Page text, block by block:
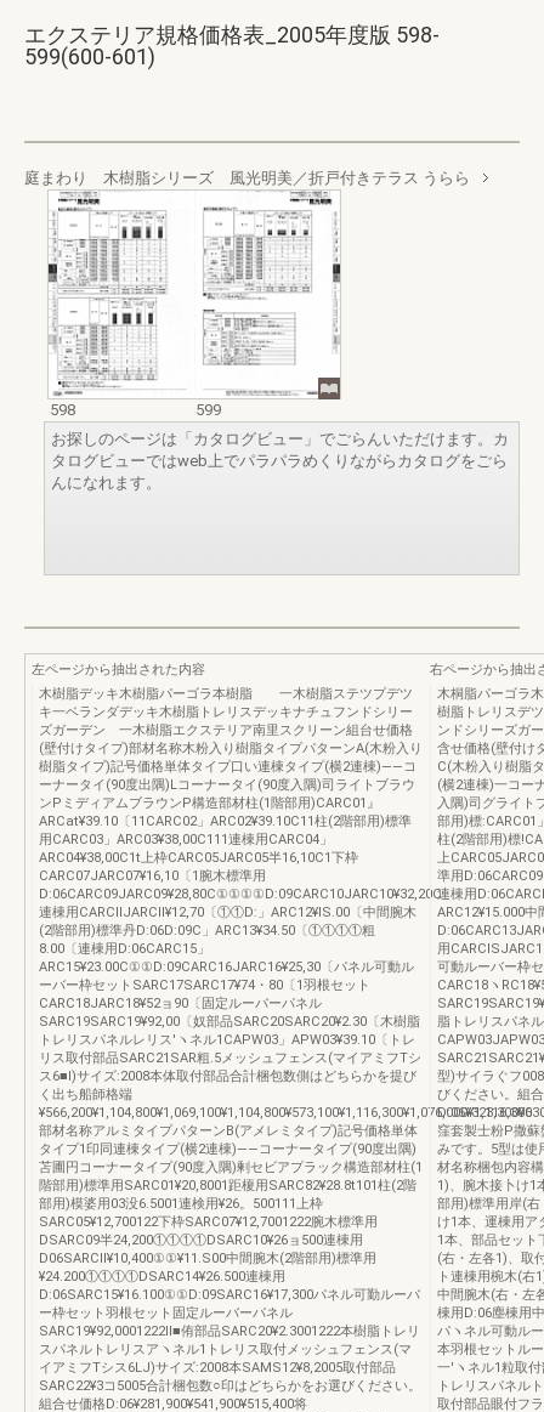
エクステリア規格価格表_2005年度版 598-
599(600-601)
庭まわり 木樹脂シリーズ 風光明美／折戸付きテラス うらら
598
599
お探しのページは「カタログビュー」でごらんいただけます。カ
タログビューではweb上でパラパラめくりながらカタログをごら
んになれます。
左ページから抽出された内容
木樹脂デッキ木樹脂パーゴラ本樹脂 一木樹脂ステツプデツ
キ一ベランダデッキ木樹脂トレリスデッキナチュフンドシリー
ズガーデン 一木樹脂エクステリア南里スクリーン組台せ価格
(壁付けタイプ)部材名称木粉入り樹脂タイプパターンA(木粉入り
樹脂タイプ)記号価格単体タイプ口い連棟タイプ(横2連棟)――コ
ーナータイ(90度出隅)Lコーナータイ(90度入隅)司ライトブラウ
ンPミディアムブラウンP構造部材柱(1階部用)CARC01』
ARCat¥39.10〔11CARC02」ARC02¥39.10C11柱(2階部用)標準
用CARC03」ARC03¥38,00C111連棟用CARC04」
ARC04¥38,00C1t上枠CARC05JARC05半16,10C1下枠
CARC07JARC07¥16,10〔1腕木標準用
D:06CARC09JARC09¥28,80C①①①①D:09CARC10JARC10¥32,20C
連棟用CARCllJARCll¥12,70〔①①D:」ARC12¥lS.00〔中間腕木
(2階部用)標準丹D:06D:09C」ARC13¥34.50〔①①①①粗
8.00〔連棟用D:06CARC15」
ARC15¥23.00C①①D:09CARC16JARC16¥25,30〔パネル可動ル
ーバー枠セットSARC17SARC17¥74・80〔1羽根セット
CARC18JARC18¥52ョ90〔固定ルーバーパネル
SARC19SARC19¥92,00〔奴部品SARC20SARC20¥2.30〔木樹脂
トレリスパネルレリス′ヽネル1CAPW03」APW03¥39.10〔トレ
リス取付部品SARC21SAR粗.5メッシュフェンス(マイアミフTシ
ス6■l)サイズ:2008本体取付部品合計梱包数側はどちらかを提び
く出ち船師格端
¥566,200¥1,104,800¥1,069,100¥1,104,800¥573,100¥1,116,300¥1,076,000¥1,116,300
部材名称アルミタイプパターンB(アメレミタイプ)記号価格単体
タイプ1印同連棟タイプ(横2連棟)――コーナータイプ(90度出隅)
苫圃円コーナータイプ(90度入隅)剰セビアプラック構造部材柱(1
階部用)標準用SARC01¥20,8001距榎用SARC82¥28.8t101柱(2階
部用)模婆用03没6.5001連検用¥26。500111上枠
SARC05¥12,700122下枠SARC07¥12,7001222腕木標準用
DSARC09半24,200①①①①DSARC10¥26ョ500連棟用
D06SARCll¥10,400①①¥11.S00中間腕木(2階部用)標準用
¥24.200①①①①DSARC14¥26.500連棟用
D:06SARC15¥16.100①①D:09SARC16¥17,300パネル可勤ルーバ
ー枠セット羽根セット固定ルーバーパネル
SARC19¥92,0001222ll■侑部品SARC20¥2.3001222本樹脂トレリ
スパネルトレリスアヽネル1トレリス取付メッシュフェンス(マ
イアミフTシス6LJ)サイズ:2008本SAMS12¥8,2005取付部品
SARC22¥3コ5005合計梱包数○印はどちらかをお選びください。
組合せ価格D:06¥281,900¥541,900¥515,400将
右ページから抽出
木桐脂パーゴラ
樹脂トレリスデ
ンドシリーズガ
含せ価格(壁付け
C(木粉入り樹脂
(横2連棟)一コー
入隅)司グライト
部用)標:CARC01
柱(2階部用)標
上
準用
連棟用
ARC12¥15.000
用
可動ルーバー枠
CARC18ヽ
脂トレリスパネ
型)サイラぐフ
びください。組
窪套製士粉P撒
みです。5型は使
材名称梱包内容
1)、腕木接卜け1
部用)標準用岸(
け1本、運棟用ア
1本、部品セット
(右・左各1)、取
ト連棟用椀木(
中間腕木(右・左
棟用D:06塵棟用
パヽネル可動ル
本羽根セットル
一′ヽネル1粒取
トレリスパネル
取付部品眼付フ